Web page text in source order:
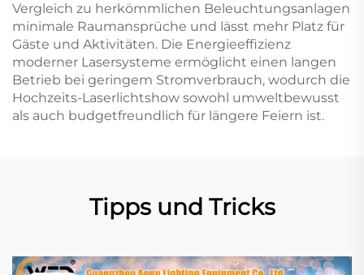
Vergleich zu herkömmlichen Beleuchtungsanlagen
minimale Raumansprüche und lässt mehr Platz für
Gäste und Aktivitäten. Die Energieeffizienz
moderner Lasersysteme ermöglicht einen langen
Betrieb bei geringem Stromverbrauch, wodurch die
Hochzeits-Laserlichtshow sowohl umweltbewusst
als auch budgetfreundlich für längere Feiern ist.
Tipps und Tricks